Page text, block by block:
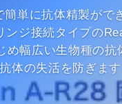
単に抗体精製がで
ンジ接続タイプの
め幅広い生物種の抗
体の失活を防ぎます